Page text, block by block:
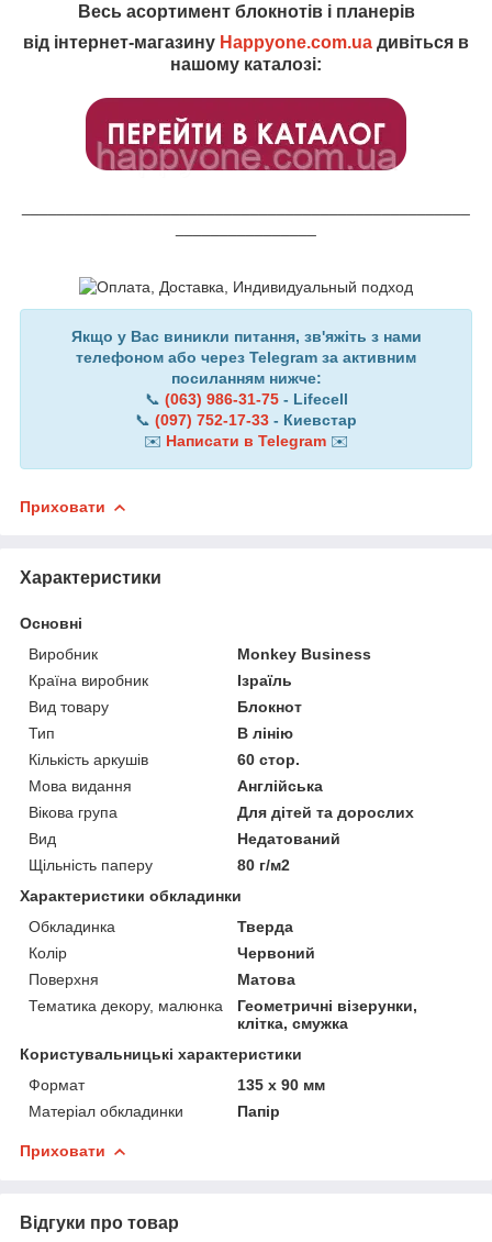
Весь асортимент блокнотів і планерів
від інтернет-магазину Happyone.com.ua дивіться в
нашому каталозі:
Якщо у Вас виникли питання, зв'яжіть з нами
телефоном або через Telegram за активним
посиланням нижче:
📞 (063) 986-31-75- Lifecell
📞 (097) 752-17-33 - Киевстар
✉️ Написати в Telegram ✉️
Приховати
Характеристики
Основні
Виробник
Monkey Business
Країна виробник
Ізраїль
Вид товару
Блокнот
Тип
В лінію
Кількість аркушів
60 стор.
Мова видання
Англійська
Вікова група
Для дітей та дорослих
Вид
Недатований
Щільність паперу
80 г/м2
Характеристики обкладинки
Обкладинка
Тверда
Колір
Червоний
Поверхня
Матова
Тематика декору, малюнка
Геометричні візерунки,
клітка, смужка
Користувальницькі характеристики
Формат
135 x 90 мм
Матеріал обкладинки
Папір
Приховати
Відгуки про товар